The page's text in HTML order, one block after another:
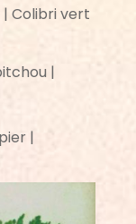
Colibri vert
|
|